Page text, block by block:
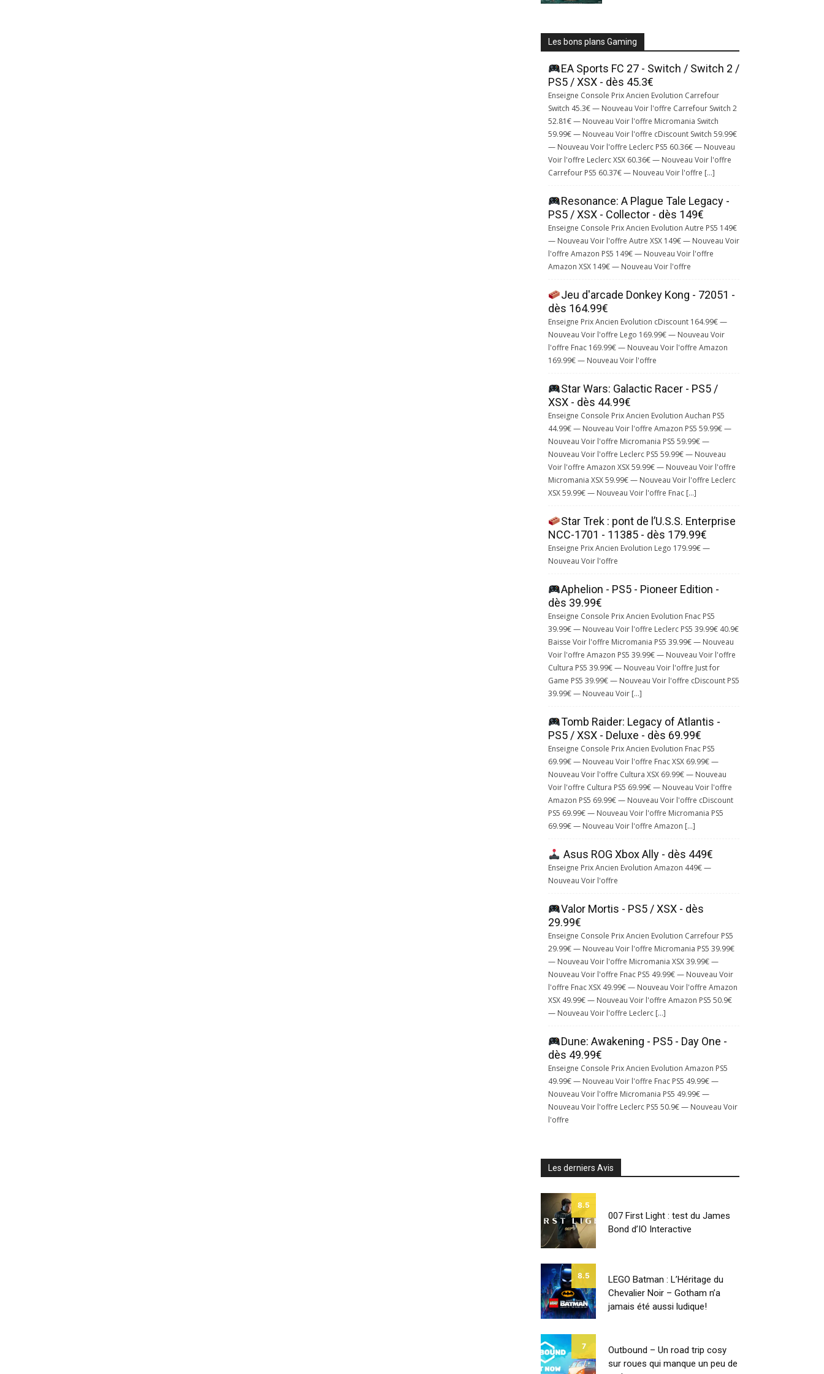
Les bons plans Gaming
EA Sports FC 27 - Switch / Switch 2 /
PS5 / XSX - dès 45.3€
Enseigne Console Prix Ancien Evolution Carrefour
Switch 45.3€ — Nouveau Voir l'offre Carrefour Switch 2
52.81€ — Nouveau Voir l'offre Micromania Switch
59.99€ — Nouveau Voir l'offre cDiscount Switch 59.99€
— Nouveau Voir l'offre Leclerc PS5 60.36€ — Nouveau
Voir l'offre Leclerc XSX 60.36€ — Nouveau Voir l'offre
Carrefour PS5 60.37€ — Nouveau Voir l'offre […]
Resonance: A Plague Tale Legacy -
PS5 / XSX - Collector - dès 149€
Enseigne Console Prix Ancien Evolution Autre PS5 149€
— Nouveau Voir l'offre Autre XSX 149€ — Nouveau Voir
l'offre Amazon PS5 149€ — Nouveau Voir l'offre
Amazon XSX 149€ — Nouveau Voir l'offre
Jeu d'arcade Donkey Kong - 72051 -
dès 164.99€
Enseigne Prix Ancien Evolution cDiscount 164.99€ —
Nouveau Voir l'offre Lego 169.99€ — Nouveau Voir
l'offre Fnac 169.99€ — Nouveau Voir l'offre Amazon
169.99€ — Nouveau Voir l'offre
Star Wars: Galactic Racer - PS5 /
XSX - dès 44.99€
Enseigne Console Prix Ancien Evolution Auchan PS5
44.99€ — Nouveau Voir l'offre Amazon PS5 59.99€ —
Nouveau Voir l'offre Micromania PS5 59.99€ —
Nouveau Voir l'offre Leclerc PS5 59.99€ — Nouveau
Voir l'offre Amazon XSX 59.99€ — Nouveau Voir l'offre
Micromania XSX 59.99€ — Nouveau Voir l'offre Leclerc
XSX 59.99€ — Nouveau Voir l'offre Fnac […]
Star Trek : pont de l’U.S.S. Enterprise
NCC-1701 - 11385 - dès 179.99€
Enseigne Prix Ancien Evolution Lego 179.99€ —
Nouveau Voir l'offre
Aphelion - PS5 - Pioneer Edition -
dès 39.99€
Enseigne Console Prix Ancien Evolution Fnac PS5
39.99€ — Nouveau Voir l'offre Leclerc PS5 39.99€ 40.9€
Baisse Voir l'offre Micromania PS5 39.99€ — Nouveau
Voir l'offre Amazon PS5 39.99€ — Nouveau Voir l'offre
Cultura PS5 39.99€ — Nouveau Voir l'offre Just for
Game PS5 39.99€ — Nouveau Voir l'offre cDiscount PS5
39.99€ — Nouveau Voir […]
Tomb Raider: Legacy of Atlantis -
PS5 / XSX - Deluxe - dès 69.99€
Enseigne Console Prix Ancien Evolution Fnac PS5
69.99€ — Nouveau Voir l'offre Fnac XSX 69.99€ —
Nouveau Voir l'offre Cultura XSX 69.99€ — Nouveau
Voir l'offre Cultura PS5 69.99€ — Nouveau Voir l'offre
Amazon PS5 69.99€ — Nouveau Voir l'offre cDiscount
PS5 69.99€ — Nouveau Voir l'offre Micromania PS5
69.99€ — Nouveau Voir l'offre Amazon […]
Asus ROG Xbox Ally - dès 449€
Enseigne Prix Ancien Evolution Amazon 449€ —
Nouveau Voir l'offre
Valor Mortis - PS5 / XSX - dès
29.99€
Enseigne Console Prix Ancien Evolution Carrefour PS5
29.99€ — Nouveau Voir l'offre Micromania PS5 39.99€
— Nouveau Voir l'offre Micromania XSX 39.99€ —
Nouveau Voir l'offre Fnac PS5 49.99€ — Nouveau Voir
l'offre Fnac XSX 49.99€ — Nouveau Voir l'offre Amazon
XSX 49.99€ — Nouveau Voir l'offre Amazon PS5 50.9€
— Nouveau Voir l'offre Leclerc […]
Dune: Awakening - PS5 - Day One -
dès 49.99€
Enseigne Console Prix Ancien Evolution Amazon PS5
49.99€ — Nouveau Voir l'offre Fnac PS5 49.99€ —
Nouveau Voir l'offre Micromania PS5 49.99€ —
Nouveau Voir l'offre Leclerc PS5 50.9€ — Nouveau Voir
l'offre
Les derniers Avis
8.5
007 First Light : test du James
Bond d’IO Interactive
8.5
LEGO Batman : L’Héritage du
Chevalier Noir – Gotham n’a
jamais été aussi ludique!
7
Outbound – Un road trip cosy
sur roues qui manque un peu de